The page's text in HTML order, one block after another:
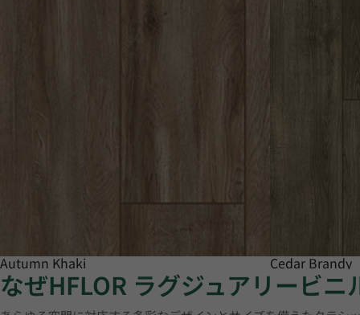
Autumn Khaki Cedar Brandy
なぜHFLOR ラグジュアリービ